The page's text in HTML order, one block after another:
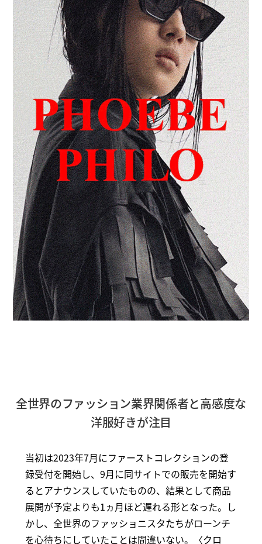
全世界のファッション業界関係者と高感度な
洋服好きが注目
当初は2023年7月にファーストコレクションの登
録受付を開始し、9月に同サイトでの販売を開始す
るとアナウンスしていたものの、結果として商品
展開が予定よりも1ヵ月ほど遅れる形となった。し
かし、全世界のファッショニスタたちがローンチ
を心待ちにしていたことは間違いない。〈クロ